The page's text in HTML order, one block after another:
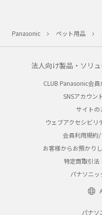
Panasonic ペット用品
法人向け製品・ソリ
CLUB Panasonic会
SNSアカウン
サイトの
ウェブアクセシビリ
会員利用規約
お客様からお預かり
特定商取引法
パナソニッ
パナソ